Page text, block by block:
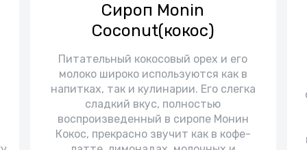
Сироп Monin
Coconut(кокос)
Питательный кокосовый орех и его
молоко широко используются как в
напитках, так и кулинарии. Его слегка
сладкий вкус, полностью
воспроизведенный в сиропе Монин
Кокос, прекрасно звучит как в кофе-